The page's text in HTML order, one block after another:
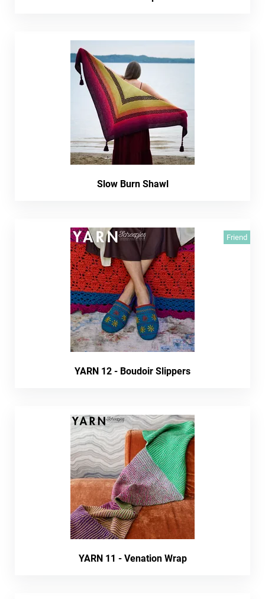
Slow Burn Shawl
Friend
YARN 12 - Boudoir Slippers
YARN 11 - Venation Wrap